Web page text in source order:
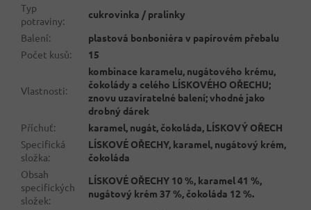
Typ
potraviny:
cukrovinka / pralinky
Balení:
plastová bonboniéra v papírovém přebalu
Počet kusů: 15
Vlastnosti:
kombinace karamelu, nugátového krému,
čokolády a celého LÍSKOVÉHO OŘECHU;
znovu uzavíratelné balení; vhodné jako
drobný dárek
Příchuť:
karamel, nugát, čokoláda, LÍSKOVÝ OŘECH
Specifická
složka:
LÍSKOVÉ OŘECHY, karamel, nugátový krém,
čokoláda
Obsah
specifických
složek:
LÍSKOVÉ OŘECHY 10 %, karamel 41 %,
nugátový krém 37 %, čokoláda 12 %.